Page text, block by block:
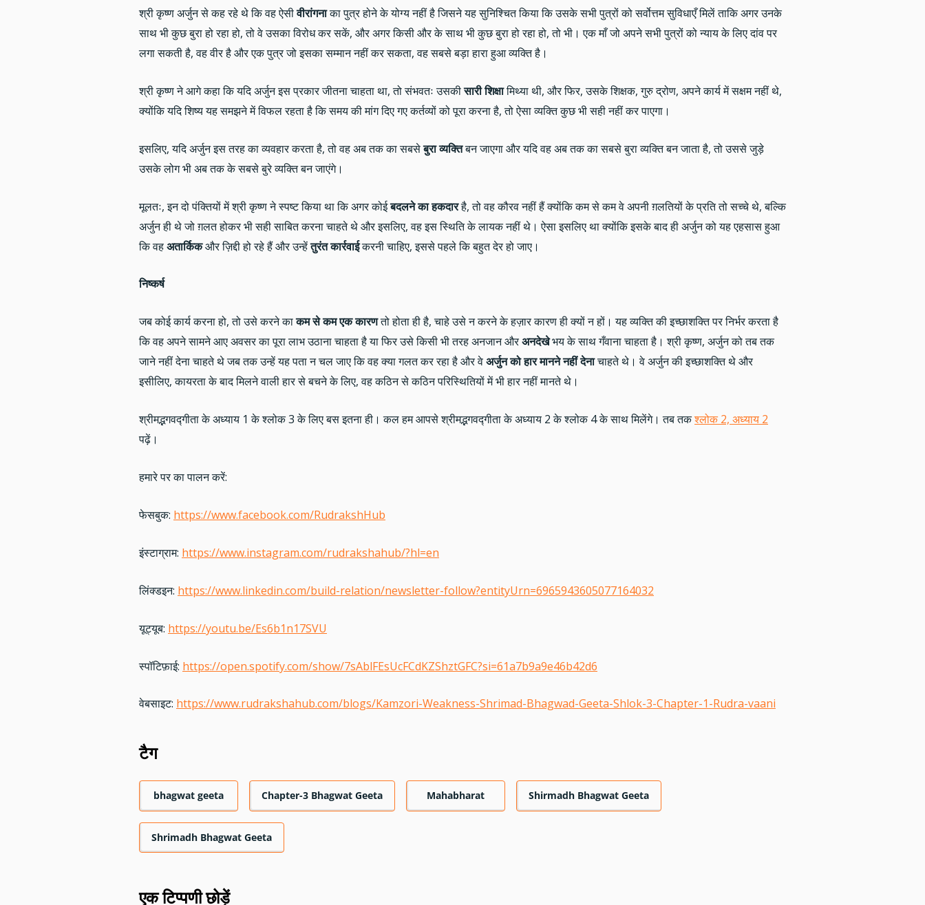
श्री कृष्ण अर्जुन से कह रहे थे कि वह ऐसीवीरांगनाका पुत्र होने के योग्य नहीं है जिसने यह सुनिश्चित किया कि उसके सभी पुत्रों को सर्वोत्तम सुविधाएँ मिलें ताकि अगर उनके
साथ भी कुछ बुरा हो रहा हो, तो वे उसका विरोध कर सकें, और अगर किसी और के साथ भी कुछ बुरा हो रहा हो, तो भी। एक माँ जो अपने सभी पुत्रों को न्याय के लिए दांव पर
लगा सकती है, वह वीर है और एक पुत्र जो इसका सम्मान नहीं कर सकता, वह सबसे बड़ा हारा हुआ व्यक्ति है।
श्री कृष्ण ने आगे कहा कि यदि अर्जुन इस प्रकार जीतना चाहता था, तो संभवतः उसकीसारी शिक्षामिथ्या थी, और फिर, उसके शिक्षक, गुरु द्रोण, अपने कार्य में सक्षम नहीं थे,
क्योंकि यदि शिष्य यह समझने में विफल रहता है कि समय की मांग दिए गए कर्तव्यों को पूरा करना है, तो ऐसा व्यक्ति कुछ भी सही नहीं कर पाएगा।
इसलिए, यदि अर्जुन इस तरह का व्यवहार करता है, तो वह अब तक का सबसेबुरा व्यक्तिबन जाएगा और यदि वह अब तक का सबसे बुरा व्यक्ति बन जाता है, तो उससे जुड़े
उसके लोग भी अब तक के सबसे बुरे व्यक्ति बन जाएंगे।
मूलतः, इन दो पंक्तियों में श्री कृष्ण ने स्पष्ट किया था कि अगर कोईबदलने का हकदारहै, तो वह कौरव नहीं हैं क्योंकि कम से कम वे अपनी ग़लतियों के प्रति तो सच्चे थे, बल्कि
अर्जुन ही थे जो ग़लत होकर भी सही साबित करना चाहते थे और इसलिए, वह इस स्थिति के लायक नहीं थे। ऐसा इसलिए था क्योंकि इसके बाद ही अर्जुन को यह एहसास हुआ
कि वहअतार्किकऔर ज़िद्दी हो रहे हैं और उन्हेंतुरंत कार्रवाईकरनी चाहिए, इससे पहले कि बहुत देर हो जाए।
निष्कर्ष
जब कोई कार्य करना हो, तो उसे करने काकम से कम एक कारणतो होता ही है, चाहे उसे न करने के हज़ार कारण ही क्यों न हों। यह व्यक्ति की इच्छाशक्ति पर निर्भर करता है
कि वह अपने सामने आए अवसर का पूरा लाभ उठाना चाहता है या फिर उसे किसी भी तरह अनजान औरअनदेखेभय के साथ गँवाना चाहता है। श्री कृष्ण, अर्जुन को तब तक
जाने नहीं देना चाहते थे जब तक उन्हें यह पता न चल जाए कि वह क्या गलत कर रहा है और वेअर्जुन को हार मानने नहीं देनाचाहते थे। वे अर्जुन की इच्छाशक्ति थे और
इसीलिए, कायरता के बाद मिलने वाली हार से बचने के लिए, वह कठिन से कठिन परिस्थितियों में भी हार नहीं मानते थे।
श्रीमद्भगवद्गीता के अध्याय 1 के श्लोक 3 के लिए बस इतना ही। कल हम आपसे श्रीमद्भगवद्गीता के अध्याय 2 के श्लोक 4 के साथ मिलेंगे। तब तकश्लोक 2, अध्याय 2
पढ़ें।
हमारे पर का पालन करें:
फेसबुक: https://www.facebook.com/RudrakshHub
इंस्टाग्राम: https://www.instagram.com/rudrakshahub/?hl=en
लिंक्डइन: https://www.linkedin.com/build-relation/newsletter-follow?entityUrn=6965943605077164032
यूट्यूब: https://youtu.be/Es6b1n17SVU
स्पॉटिफ़ाई: https://open.spotify.com/show/7sAblFEsUcFCdKZShztGFC?si=61a7b9a9e46b42d6
वेबसाइट: https://www.rudrakshahub.com/blogs/Kamzori-Weakness-Shrimad-Bhagwad-Geeta-Shlok-3-Chapter-1-Rudra-vaani
टैग
bhagwat geeta Chapter-3 Bhagwat Geeta Mahabharat Shirmadh Bhagwat Geeta
Shrimadh Bhagwat Geeta
एक टिप्पणी छोड़ें